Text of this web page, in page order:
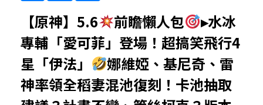
【原神】5.6 前瞻懶人包
▸水冰
專輔「愛可菲」登場！超搞笑飛行4
星「伊法」
娜維婭、基尼奇、雷
神率領全稻妻混池復刻！卡池抽取